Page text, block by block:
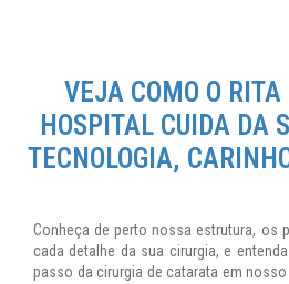
VEJA COMO O
HOSPITAL CUIDA DA
TECNOLOGIA,
Conheça de perto nossa estrutura, os
cada detalhe da sua cirurgia, e
passo da cirurgia de catarata em